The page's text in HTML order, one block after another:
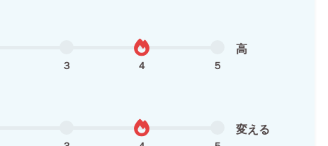
３ ４ ５
高
変える